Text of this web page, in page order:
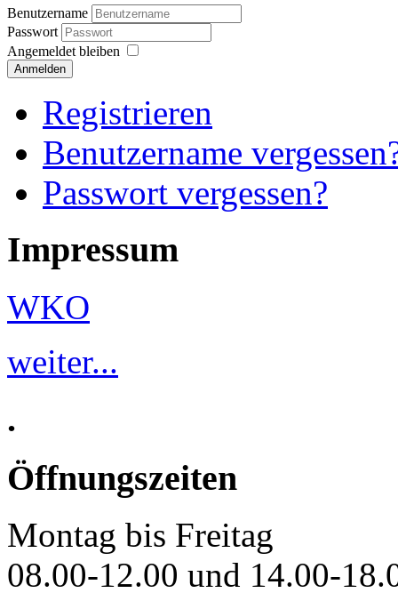
Benutzername
Passwort
Angemeldet bleiben
Anmelden
Registrieren
Benutzername
Passwort vergessen?
Impressum
WKO
weiter...
.
Öffnungszeiten
Montag bis Freitag
08.00-12.00 und 14.00-